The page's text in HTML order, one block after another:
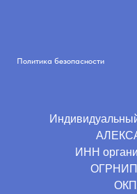
Политика безопасности
ИНН
ОГРНИП